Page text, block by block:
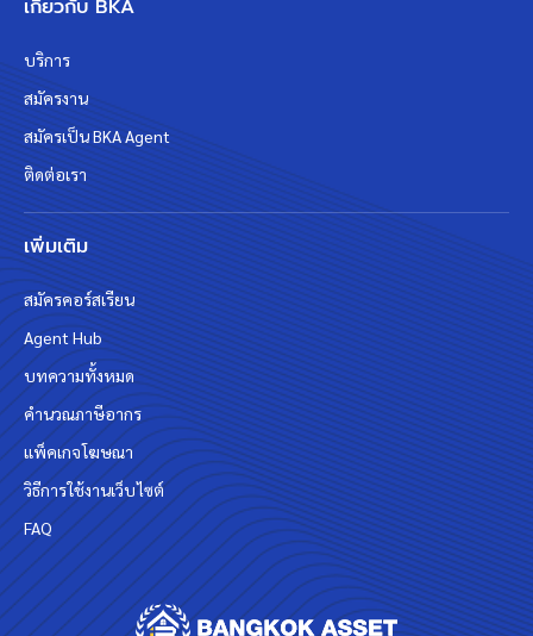
เกี่ยวกับ BKA
บริการ
สมัครงาน
สมัครเป็น BKA Agent
ติดต่อเรา
เพิ่มเติม
สมัครคอร์สเรียน
Agent Hub
บทความทั้งหมด
คำนวณภาษีอากร
แพ็คเกจโฆษณา
วิธีการใช้งานเว็บไซต์
FAQ